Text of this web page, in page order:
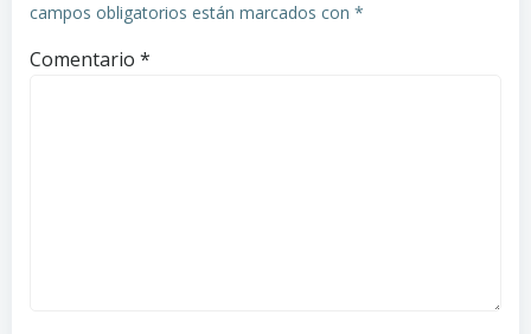
campos obligatorios están marcados con *
Comentario *